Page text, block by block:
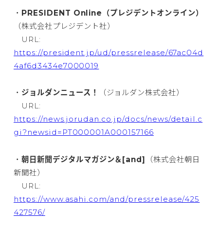
・ PRESIDENT Online（プレジデントオンライン）
（株式会社プレジデント社）
URL:
https://president.jp/ud/pressrelease/67ac04d
4af6d3434e7000019
・ ジョルダンニュース！
（ジョルダン株式会社）
URL:
https://news.jorudan.co.jp/docs/news/detail.c
gi?newsid=PT000001A000157166
・ 朝日新聞デジタルマガジン＆[and]
（株式会社朝日
新聞社）
URL:
https://www.asahi.com/and/pressrelease/425
427576/